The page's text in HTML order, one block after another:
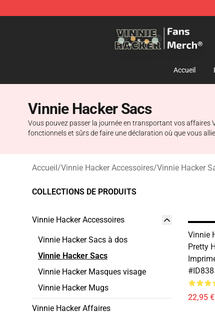
Accueil
Vinnie Hacker Sacs
Vous pouvez passer la journée en transportant vos affaires
fonctionnels et sûrs de faire une déclaration où que vous
Accueil/Vinnie Hacker Accessoires/Vinnie Hacker
COLLECTIONS DE PRODUITS
Vinnie Hacker Accessoires
Vinnie Hacker Sacs à dos
Vinnie Hacker Sacs
Vinnie Hacker Masques visage
Vinnie Hacker Mugs
Vinnie Hacker Affaires
Vinnie
Pretty
22,95